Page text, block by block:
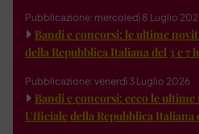
Pubblicazione: mercoledì 8 Luglio
Bandi e concorsi: le ultime
della Repubblica Italiana del 3 e 7
Pubblicazione: venerdì 3 Luglio 2026
Bandi e concorsi: ecco le ultime
Ufficiale della Repubblica Italiana